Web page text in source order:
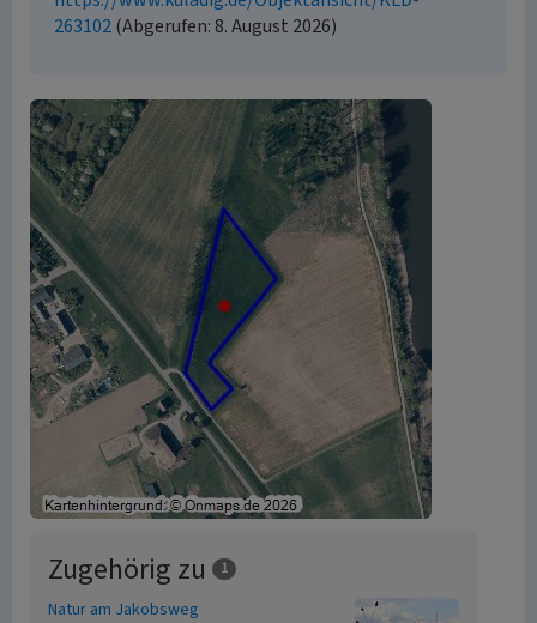
263102(Abgerufen: 8. August 2026)
Zugehörig zu 1
Natur am Jakobsweg